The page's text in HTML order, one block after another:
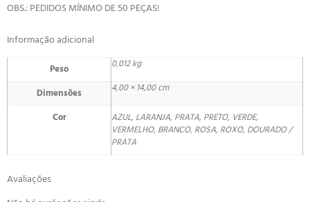
OBS.: PEDIDOS MÍNIMO DE 50 PEÇAS!
Informação adicional
Peso 0,012 kg
Dimensões 4,00 × 14,00 cm
Cor
AZUL, LARANJA, PRATA, PRETO, VERDE,
VERMELHO, BRANCO, ROSA, ROXO, DOURADO /
PRATA
Avaliações